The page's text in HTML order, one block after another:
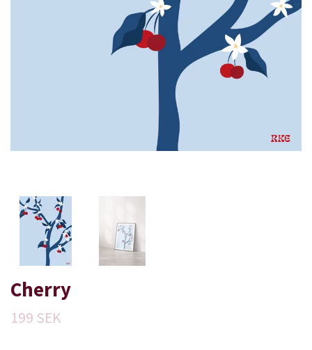
Cherry
199 SEK